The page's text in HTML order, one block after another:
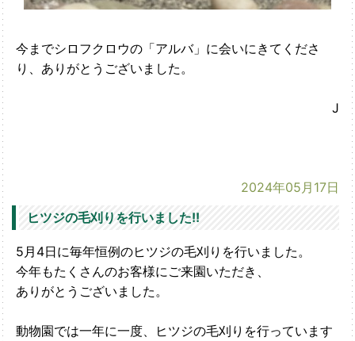
今までシロフクロウの「アルバ」に会いにきてくださ
り、ありがとうございました。
J
2024年05月17日
ヒツジの毛刈りを行いました!!
5月4日に毎年恒例のヒツジの毛刈りを行いました。
今年もたくさんのお客様にご来園いただき、
ありがとうございました。
動物園では一年に一度、ヒツジの毛刈りを行っています